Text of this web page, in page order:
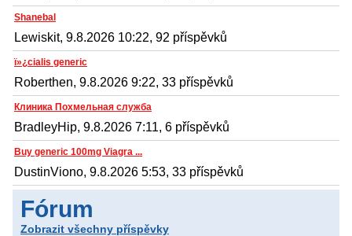
Shanebal
Lewiskit, 9.8.2026 10:22, 92 příspěvků
ï»¿cialis generic
Roberthen, 9.8.2026 9:22, 33 příspěvků
Клиника Похмельная служба
BradleyHip, 9.8.2026 7:11, 6 příspěvků
Buy generic 100mg Viagra ...
DustinViono, 9.8.2026 5:53, 33 příspěvků
Fórum
Zobrazit všechny příspěvky